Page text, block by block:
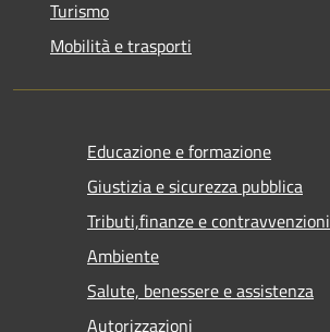
Turismo
Mobilità e trasporti
Educazione e formazione
Giustizia e sicurezza pubblica
Tributi,finanze e contravvenzioni
Ambiente
Salute, benessere e assistenza
Autorizzazioni